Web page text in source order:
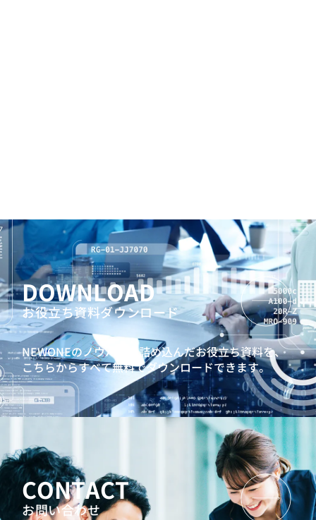
DOWNLOAD
お役立ち資料ダウンロード
NEWONEのノウハウを詰め込んだお役立ち資料を、
こちらからすべて無料でダウンロードできます。
CONTACT
お問い合わせ